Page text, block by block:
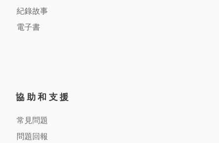
紀錄故事
電子書
協助和支援
常見問題
問題回報